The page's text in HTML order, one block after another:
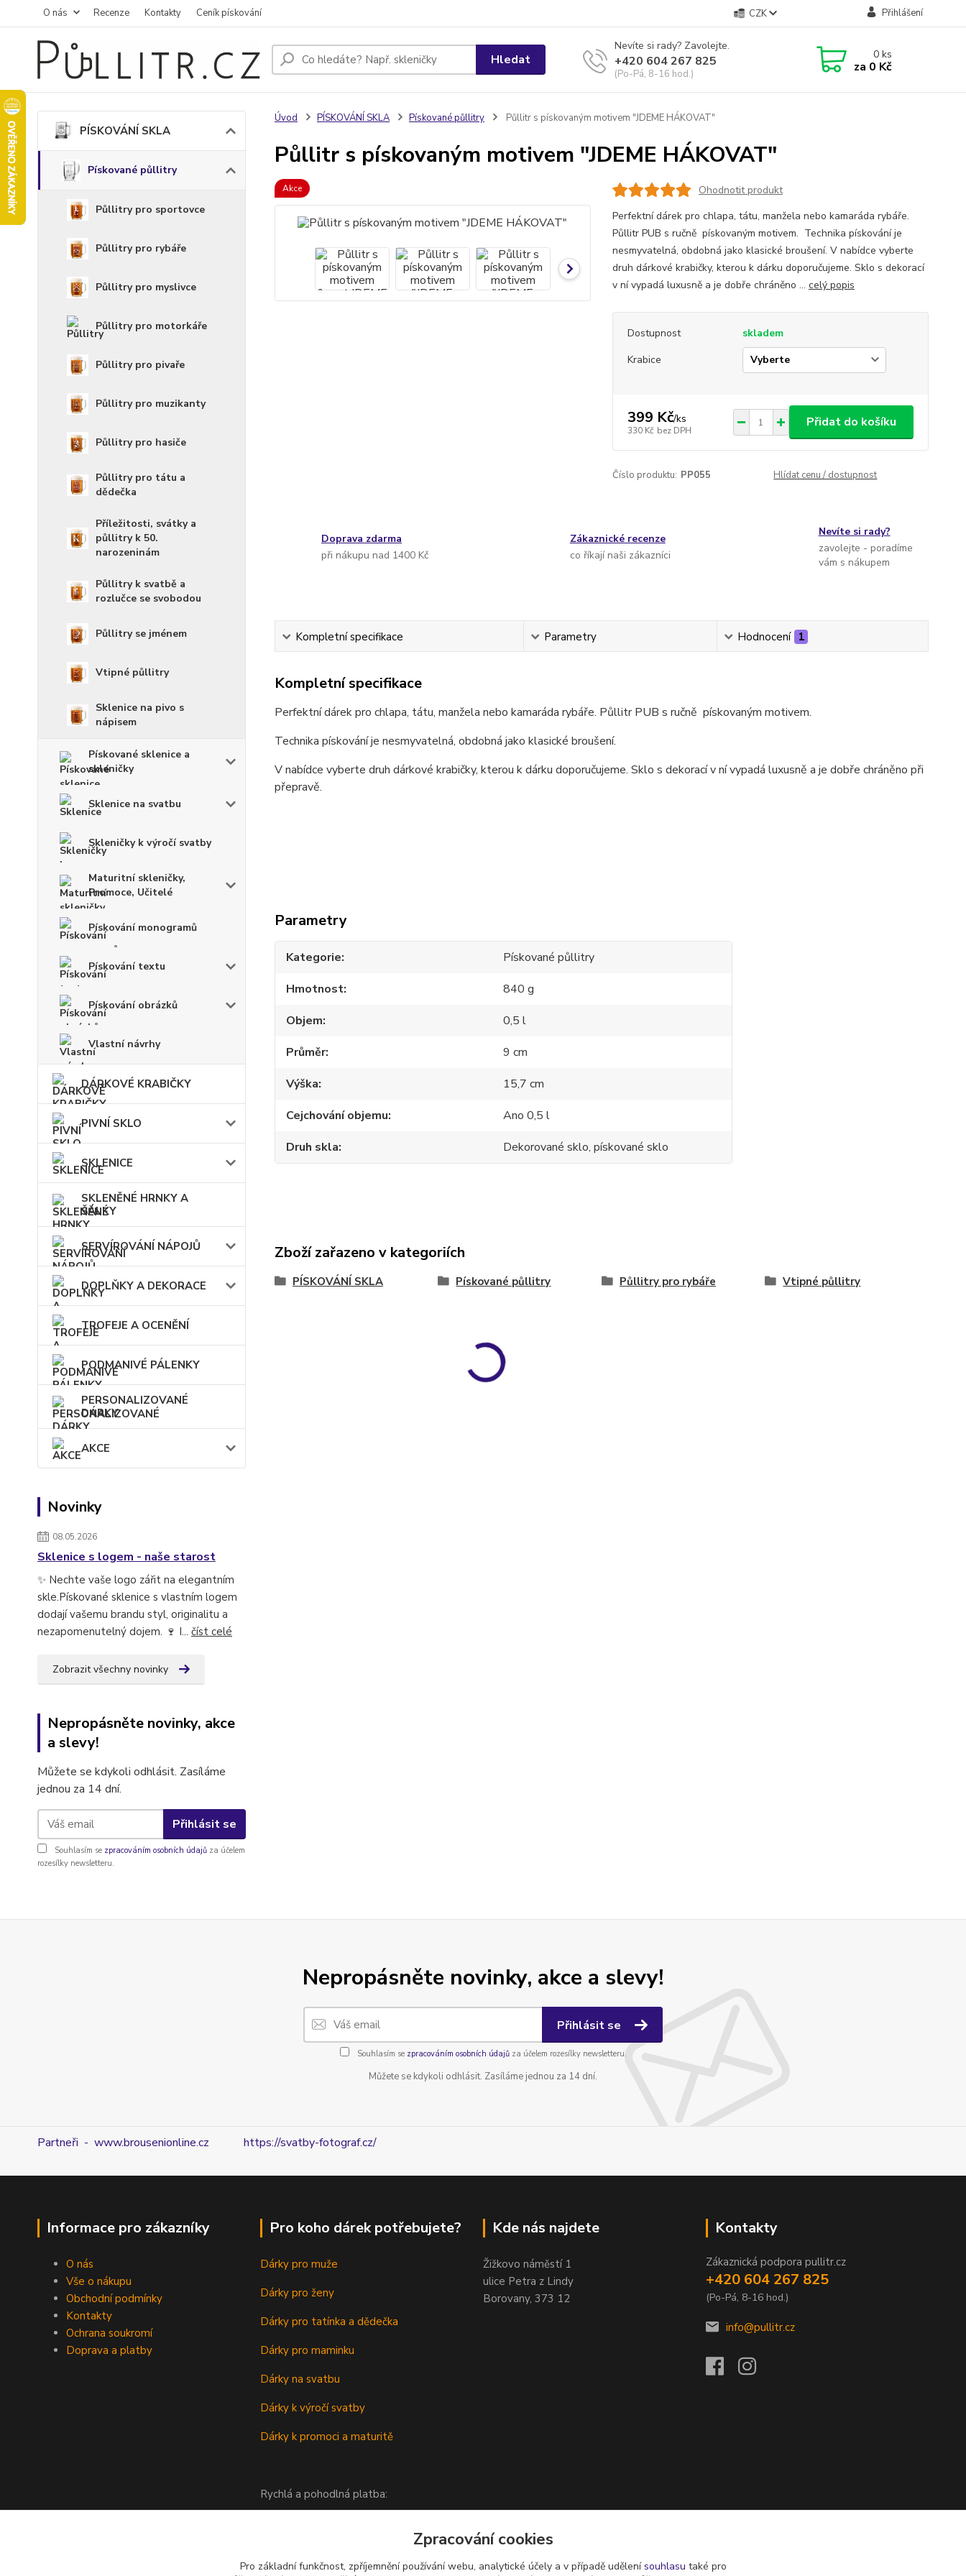
O nás Recenze Kontakty Ceník pískování CZK Přihlášení
Hledat
Nevíte si rady? Zavolejte.
+420 604 267 825
(Po-Pá, 8-16 hod.)
0ks
za 0 Kč
PÍSKOVÁNÍ SKLA
Pískované půllitry
Půllitry pro sportovce
Půllitry pro rybáře
Půllitry pro myslivce
Půllitry pro motorkáře
Půllitry pro pivaře
Půllitry pro muzikanty
Půllitry pro hasiče
Půllitry pro tátu a
dědečka
Příležitosti, svátky a
půllitry k 50.
narozeninám
Půllitry k svatbě a
rozlučce se svobodou
Půllitry se jménem
Vtipné půllitry
Sklenice na pivo s
nápisem
Pískované sklenice a
skleničky
Sklenice na svatbu
Skleničky k výročí svatby
Maturitní skleničky,
Promoce, Učitelé
Pískování monogramů
Pískování textu
Pískování obrázků
Vlastní návrhy
DÁRKOVÉ KRABIČKY
PIVNÍ SKLO
SKLENICE
SKLENĚNÉ HRNKY A
ŠÁLKY
SERVÍROVÁNÍ NÁPOJŮ
DOPLŇKY A DEKORACE
TROFEJE A OCENĚNÍ
PODMANIVÉ PÁLENKY
PERSONALIZOVANÉ
DÁRKY
AKCE
Novinky
08.05.2026
Sklenice s logem - naše starost
✨ Nechte vaše logo zářit na elegantním
skle.Pískované sklenice s vlastním logem
dodají vašemu brandu styl, originalitu a
nezapomenutelný dojem. 🍷 I... číst celé
Zobrazit všechny novinky
Nepropásněte novinky, akce
a slevy!
Můžete se kdykoli odhlásit. Zasíláme
jednou za 14 dní.
Přihlásit se
Souhlasím se zpracováním osobních údajů za účelem
rozesílky newsletteru.
Úvod PÍSKOVÁNÍ SKLA Pískované půllitry Půllitr s pískovaným motivem "JDEME HÁKOVAT"
Půllitr s pískovaným motivem "JDEME HÁKOVAT"
Akce
Ohodnotit produkt
Perfektní dárek pro chlapa, tátu, manžela nebo kamaráda rybáře.
Půllitr PUB s ručně pískovaným motivem. Technika pískování je
nesmyvatelná, obdobná jako klasické broušení. V nabídce vyberte
druh dárkové krabičky, kterou k dárku doporučujeme. Sklo s dekorací
v ní vypadá luxusně a je dobře chráněno ... celý popis
Dostupnost
skladem
Krabice
399 Kč/ks
330 Kč bez DPH
Přidat do košíku
Číslo produktu: PP055 Hlídat cenu / dostupnost
Doprava zdarma
při nákupu nad 1400 Kč
Zákaznické recenze
co říkají naši zákazníci
Nevíte si rady?
zavolejte - poradíme
vám s nákupem
Kompletní specifikace Parametry Hodnocení 1
Kompletní specifikace
Perfektní dárek pro chlapa, tátu, manžela nebo kamaráda rybáře. Půllitr PUB s ručně pískovaným motivem.
Technika pískování je nesmyvatelná, obdobná jako klasické broušení.
V nabídce vyberte druh dárkové krabičky, kterou k dárku doporučujeme. Sklo s dekorací v ní vypadá luxusně a je dobře chráněno při
přepravě.
Parametry
Kategorie
Pískované půllitry
Hmotnost
840 g
Objem
0,5 l
Průměr
9 cm
Výška
15,7 cm
Cejchování objemu
Ano 0,5 l
Druh skla
Dekorované sklo, pískované sklo
Zboží zařazeno v kategoriích
PÍSKOVÁNÍ SKLA Pískované půllitry Půllitry pro rybáře Vtipné půllitry
Nepropásněte novinky, akce a slevy!
Přihlásit se
Souhlasím se zpracováním osobních údajůza účelem rozesílky newsletteru.
Můžete se kdykoli odhlásit. Zasíláme jednou za 14 dní.
Partneři - www.brousenionline.cz https://svatby-fotograf.cz/
Informace pro zákazníky
O nás
Vše o nákupu
Obchodní podmínky
Kontakty
Ochrana soukromí
Doprava a platby
Pro koho dárek potřebujete?
Dárky pro muže
Dárky pro ženy
Dárky pro tatínka a dědečka
Dárky pro maminku
Dárky na svatbu
Dárky k výročí svatby
Dárky k promoci a maturitě
Rychlá a pohodlná platba:
Kde nás najdete
Žižkovo náměstí 1
ulice Petra z Lindy
Borovany, 373 12
Kontakty
Zákaznická podpora pullitr.cz
+420 604 267 825
(Po-Pá, 8-16 hod.)
info@pullitr.cz
Zpracování cookies
Pro základní funkčnost, zpříjemnění používání webu, analytické účely a v případě udělenísouhlasu také pro